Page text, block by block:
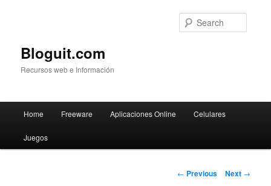
Bloguit.com
Recursos web e Información
Skip
to
Home Freeware Aplicaciones Online Celulares
Juegos
Post
← Previous Next →